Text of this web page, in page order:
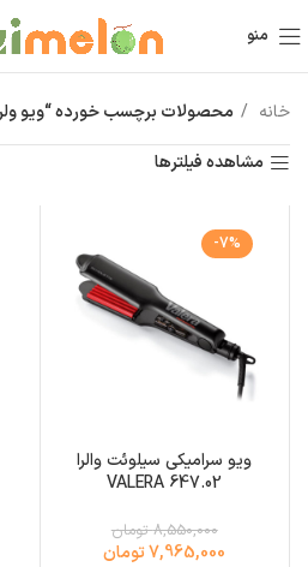
منو
خانه محصولات برچسب خورده “ویو
مشاهده فیلترها
-7%
ویو سرامیکی سیلوئت والرا
VALERA 647.02
8,550,000 تومان
7,965,000 تومان